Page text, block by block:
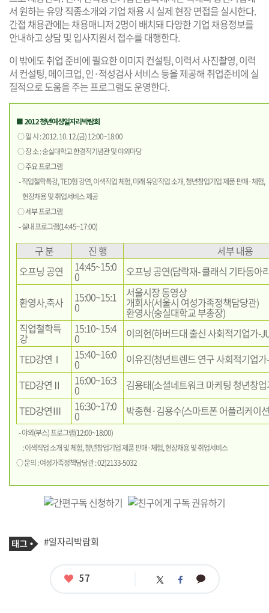
서 원하는 유망 직종소개와 기업 채용 시 실제 현장 면접을 실시한다.
간접 채용관에는 채용매니저 2명이 배치돼 다양한 기업 채용정보를
안내하고 상담 및 입사지원서 접수를 대행한다.
이 밖에도 취업 준비에 필요한 이미지 컨설팅, 이력서 사진촬영, 이력
서 컨설팅, 메이크업, 인·적성검사 서비스 등을 제공해 취업준비에 실
질적으로 도움을 주는 프로그램도 운영한다.
■ 2012 청년여성일자리박람회
○ 일 시 : 2012. 10. 12.(금) 12:00~18:00
○ 장 소 : 숭실대학교 한경직기념관 및 야외마당
○ 주요 프로그램
- 직업철학특강, TED형 강연, 이색직업 체험, 미래 유망직업 소개, 청년창업기업 제품 판매·체험,
현장채용 및 취업서비스 제공
○ 세부 프로그램
- 실내 프로그램(14:45~17:00)
구 분 진 행
세부 내용
오프닝 공연
14:45~15:0
0 오프닝 공연(담락재- 클래식 기타동아
환영사,축사 15:00~15:1
0
서울시장 동영상
개회사(서울시 여성가족정책담당관)
환영사(숭실대학교 부총장)
직업철학특
강
15:10~15:4
0
이의헌(하버드대 출신 사회적기업가-
TED강연Ⅰ
15:40~16:0
0
이유진(청년트렌드 연구 사회적기업
TED강연Ⅱ
16:00~16:3
0
김용태(소셜네트워크 마케팅 청년창
TED강연Ⅲ
16:30~17:0
0 박종현·김용수(스마트폰 어플리케이
- 야외(부스) 프로그램(12:00~18:00)
: 이색직업 소개 및 체험, 청년창업기업 제품 판매·체험, 현장채용 및 취업서비스
○ 문의 : 여성가족정책담당관 : 02)2133-5032
기
사
태
그
#일자리박람회
좋
57 트 페 카